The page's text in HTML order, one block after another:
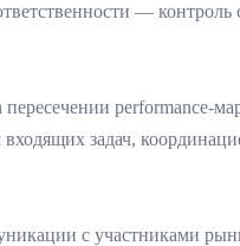
— контроль
performance-
задач,
с участниками